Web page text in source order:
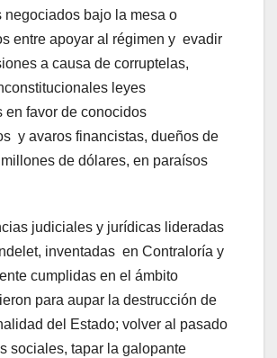
negociados bajo la mesa o
entre apoyar al régimen y evadir
a causa de corruptelas,
leyes
en favor de conocidos
y avaros financistas, dueños de
de dólares, en paraísos
judiciales y jurídicas lideradas
inventadas en Contraloría y
cumplidas en el ámbito
para aupar la destrucción de
del Estado; volver al pasado
sociales, tapar la galopante